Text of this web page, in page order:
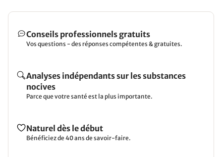
Conseils professionnels gratuits
Vos questions - des réponses compétentes & gratuites.
Analyses indépendants sur les substances
nocives
Parce que votre santé est la plus importante.
Naturel dès le début
Bénéficiez de 40 ans de savoir-faire.